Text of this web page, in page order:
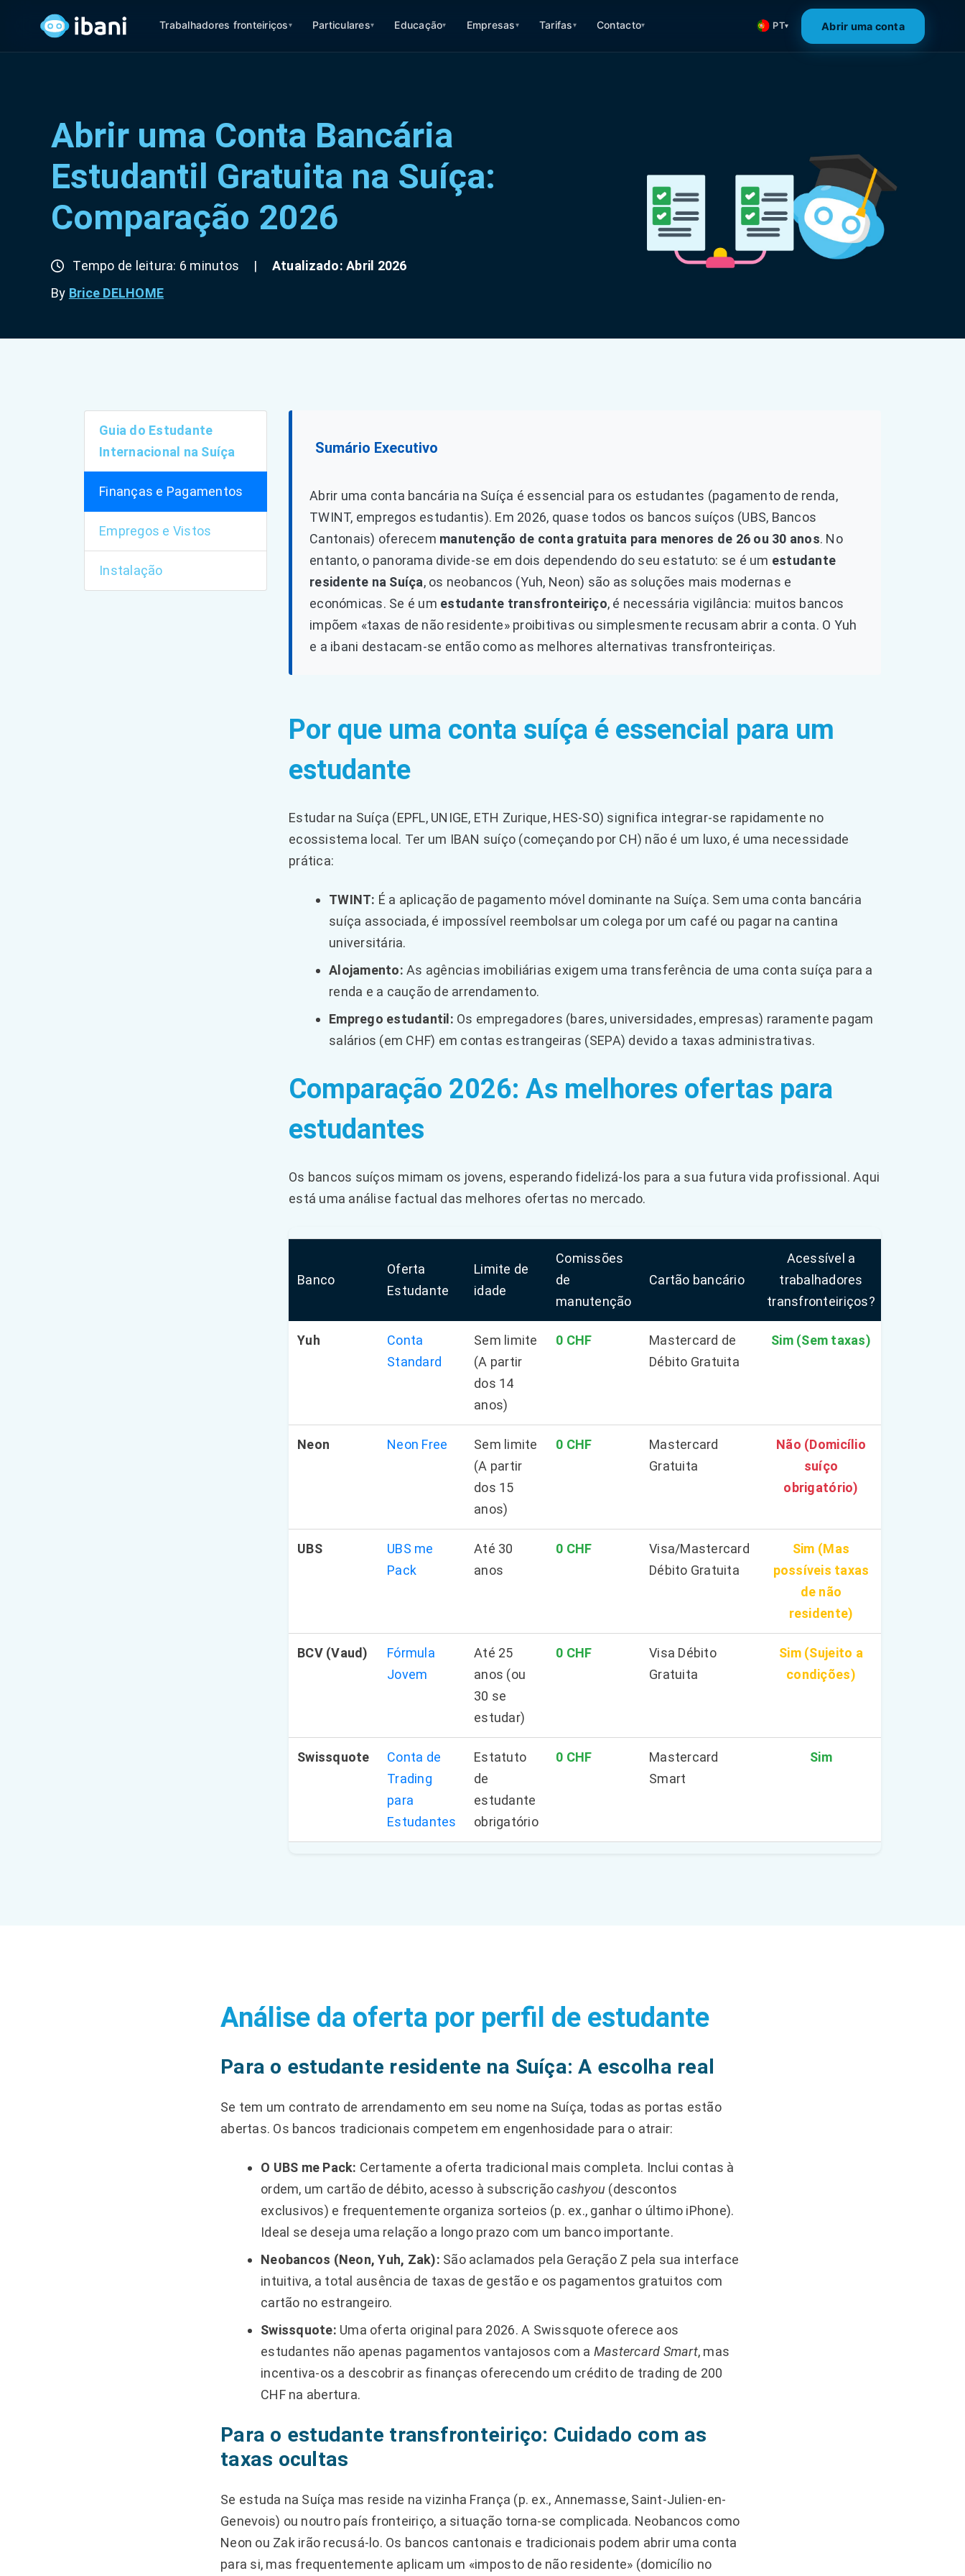
Trabalhadores fronteiriços▾ Particulares▾ Educação▾ Empresas▾ Tarifas▾ Contacto▾ PT▾ Abrir uma conta
Abrir uma Conta Bancária
Estudantil Gratuita na Suíça:
Comparação 2026
Tempo de leitura: 6 minutos |
Atualizado: Abril 2026
By Brice DELHOME
Guia do Estudante
Internacional na Suíça
Finanças e Pagamentos
Empregos e Vistos
Instalação
Sumário Executivo
Abrir uma conta bancária na Suíça é essencial para os estudantes (pagamento de renda,
TWINT, empregos estudantis). Em 2026, quase todos os bancos suíços (UBS, Bancos
Cantonais) oferecem manutenção de conta gratuita para menores de 26 ou 30 anos. No
entanto, o panorama divide-se em dois dependendo do seu estatuto: se é um estudante
residente na Suíça, os neobancos (Yuh, Neon) são as soluções mais modernas e
económicas. Se é um estudante transfronteiriço, é necessária vigilância: muitos bancos
impõem «taxas de não residente» proibitivas ou simplesmente recusam abrir a conta. O Yuh
e a ibani destacam-se então como as melhores alternativas transfronteiriças.
Por que uma conta suíça é essencial para um
estudante
Estudar na Suíça (EPFL, UNIGE, ETH Zurique, HES-SO) significa integrar-se rapidamente no
ecossistema local. Ter um IBAN suíço (começando por CH) não é um luxo, é uma necessidade
prática:
TWINT: É a aplicação de pagamento móvel dominante na Suíça. Sem uma conta bancária
suíça associada, é impossível reembolsar um colega por um café ou pagar na cantina
universitária.
Alojamento: As agências imobiliárias exigem uma transferência de uma conta suíça para a
renda e a caução de arrendamento.
Emprego estudantil: Os empregadores (bares, universidades, empresas) raramente pagam
salários (em CHF) em contas estrangeiras (SEPA) devido a taxas administrativas.
Comparação 2026: As melhores ofertas para
estudantes
Os bancos suíços mimam os jovens, esperando fidelizá-los para a sua futura vida profissional. Aqui
está uma análise factual das melhores ofertas no mercado.
Banco
Oferta
Estudante
Limite de
idade
Comissões
de
manutenção
Cartão bancário
Acessível a
trabalhadores
transfronteiriços?
Yuh
Conta
Standard
Sem limite
(A partir
dos 14
anos)
0 CHF
Mastercard de
Débito Gratuita
Sim (Sem taxas)
Neon Neon Free
Sem limite
(A partir
dos 15
anos)
0 CHF
Mastercard
Gratuita
Não (Domicílio
suíço
obrigatório)
UBS
UBS me
Pack
Até 30
anos
0 CHF
Visa/Mastercard
Débito Gratuita
Sim (Mas
possíveis taxas
de não
residente)
BCV (Vaud)
Fórmula
Jovem
Até 25
anos (ou
30 se
estudar)
0 CHF
Visa Débito
Gratuita
Sim (Sujeito a
condições)
Swissquote
Conta de
Trading
para
Estudantes
Estatuto
de
estudante
obrigatório
0 CHF
Mastercard
Smart
Sim
Análise da oferta por perfil de estudante
Para o estudante residente na Suíça: A escolha real
Se tem um contrato de arrendamento em seu nome na Suíça, todas as portas estão
abertas. Os bancos tradicionais competem em engenhosidade para o atrair:
O UBS me Pack: Certamente a oferta tradicional mais completa. Inclui contas à
ordem, um cartão de débito, acesso à subscriçãocashyou (descontos
exclusivos) e frequentemente organiza sorteios (p. ex., ganhar o último iPhone).
Ideal se deseja uma relação a longo prazo com um banco importante.
Neobancos (Neon, Yuh, Zak): São aclamados pela Geração Z pela sua interface
intuitiva, a total ausência de taxas de gestão e os pagamentos gratuitos com
cartão no estrangeiro.
Swissquote: Uma oferta original para 2026. A Swissquote oferece aos
estudantes não apenas pagamentos vantajosos com a Mastercard Smart, mas
incentiva-os a descobrir as finanças oferecendo um crédito de trading de 200
CHF na abertura.
Para o estudante transfronteiriço: Cuidado com as
taxas ocultas
Se estuda na Suíça mas reside na vizinha França (p. ex., Annemasse, Saint-Julien-en-
Genevois) ou noutro país fronteiriço, a situação torna-se complicada. Neobancos como
Neon ou Zak irão recusá-lo. Os bancos cantonais e tradicionais podem abrir uma conta
para si, mas frequentemente aplicam um «imposto de não residente» (domicílio no